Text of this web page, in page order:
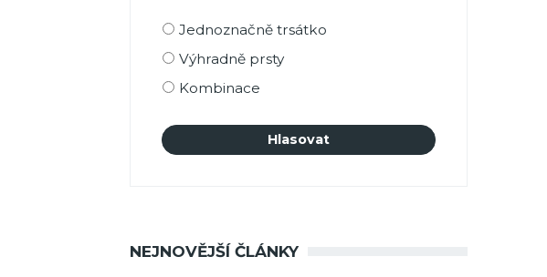
Možnosti
Jednoznačně trsátko
Výhradně prsty
Kombinace
NEJNOVĚJŠÍ ČLÁNKY